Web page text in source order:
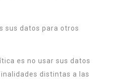
sus datos para otros
es no usar sus datos
distintas a las